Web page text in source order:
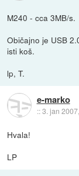
M240 - cca 3MB/s.
Običajno je USB
isti koš.
lp, T.
e-marko
::3. jan
Hvala!
LP